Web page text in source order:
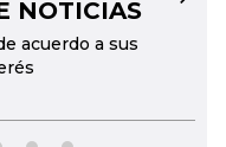
NOTICIAS
acuerdo a sus
→